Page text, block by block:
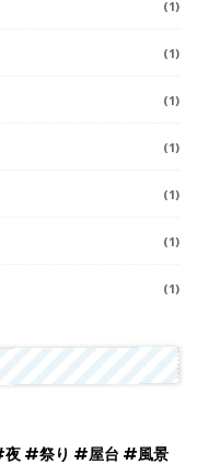
(1)
(1)
(1)
(1)
(1)
(1)
(1)
#祭り #屋台 #風景